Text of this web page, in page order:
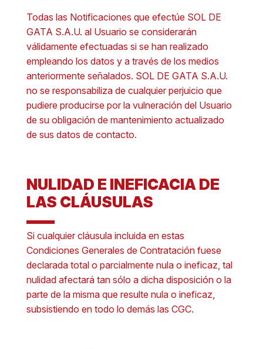
Todas las Notificaciones que efectúe SOL DE
GATA S.A.U. al Usuario se considerarán
válidamente efectuadas si se han realizado
empleando los datos y a través de los medios
anteriormente señalados. SOL DE GATA S.A.U.
no se responsabiliza de cualquier perjuicio que
pudiere producirse por la vulneración del Usuario
de su obligación de mantenimiento actualizado
de sus datos de contacto.
NULIDAD E INEFICACIA DE
LAS CLÁUSULAS
Si cualquier cláusula incluida en estas
Condiciones Generales de Contratación fuese
declarada total o parcialmente nula o ineficaz, tal
nulidad afectará tan sólo a dicha disposición o la
parte de la misma que resulte nula o ineficaz,
subsistiendo en todo lo demás las CGC.